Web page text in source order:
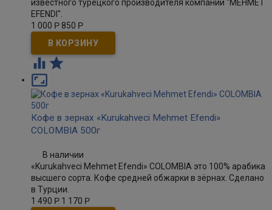
известного турецкого производителя компании "MEHMET
EFENDI".
1 000 Р 850 Р
 

Кофе в зернах «Kurukahveci Mehmet Efendi»
COLOMBIA 500г
В наличии
«Kurukahveci Mehmet Efendi» COLOMBIA это 100% арабика
высшего сорта. Кофе средней обжарки в зёрнах. Сделано
в Турции.
1 490 Р 1 170 Р